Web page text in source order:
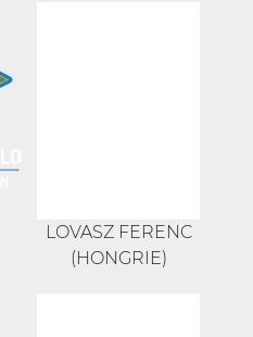
LOVASZ FERENC
(HONGRIE)